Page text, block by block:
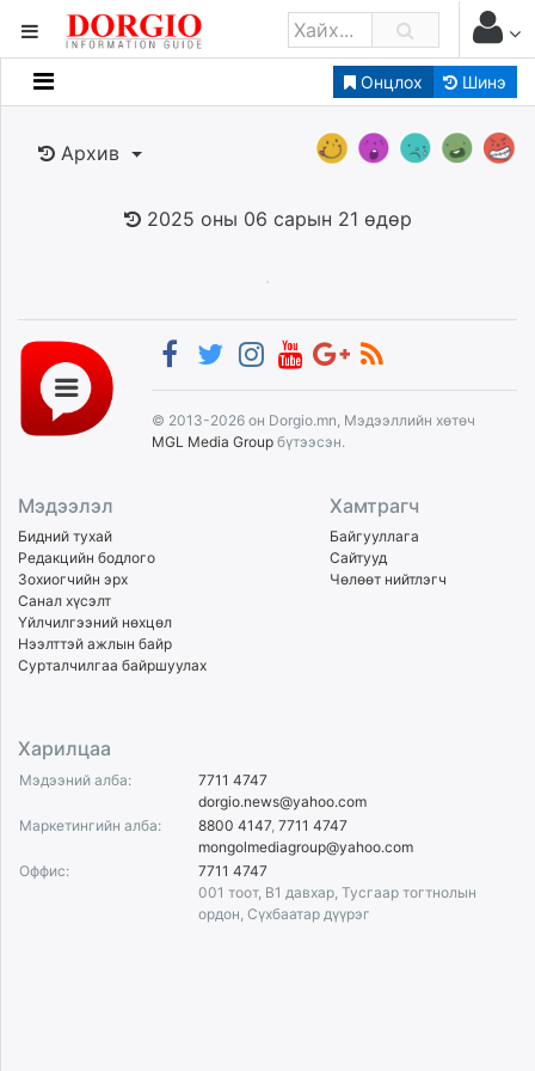
Онцлох Шинэ
Мэдээллийн
Банк санхүү
dorgio.mn
Gogo.mn
caak.mn
news.mn
Baabar.mn
ikon.mn
mnb.mn
Livetv.mn
Eguur.mn
24tsag.mn
ergelt.mn
zarig.mn
today.mn
mminfo.mn
Архив
2025 оны 06 сарын 21 өдөр
© 2013-2026 он Dorgio.mn, Мэдээллийн хөтөч
MGL Media Group бүтээсэн.
Мэдээлэл
Бидний тухай
Редакцийн бодлого
Зохиогчийн эрх
Санал хүсэлт
Үйлчилгээний нөхцөл
Нээлттэй ажлын байр
Сурталчилгаа байршуулах
Хамтрагч
Байгууллага
Сайтууд
Чөлөөт нийтлэгч
Харилцаа
Мэдээний алба:
7711 4747
dorgio.news@yahoo.com
Маркетингийн алба:
8800 4147, 7711 4747
mongolmediagroup@yahoo.com
Оффис:
7711 4747
001 тоот, B1 давхар, Тусгаар тогтнолын
ордон, Сүхбаатар дүүрэг